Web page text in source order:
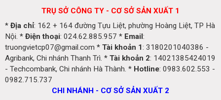
TRỤ SỞ CÔNG TY - CƠ SỞ SẢN XUẤT 1
* Địa chỉ: 162 + 164 đường Tựu Liệt, phường Hoàng Liệt, TP Hà
Nội. * Điện thoại: 024.62.885.957 * Email:
truongvietcp07@gmail.com * Tài khoản 1: 3180201040386 -
Agribank, Chi nhánh Thanh Trì. * Tài khoản 2: 14021385424019
- Techcombank, Chi nhánh Hà Thành. * Hotline: 0983.602.553 -
0982.715.737
CHI NHÁNH - CƠ SỞ SẢN XUẤT 2